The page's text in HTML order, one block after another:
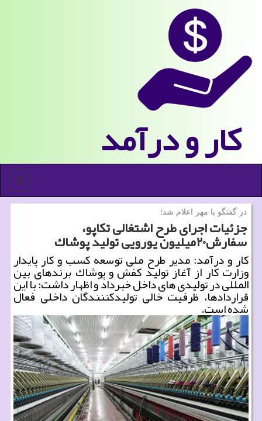
كار و درآمد
منو
در گفتگو با مهر اعلام شد؛
جزئیات اجرای طرح اشتغالی تكاپو،
سفارش۲۰میلیون یورویی تولید پوشاك
كار و درآمد: مدیر طرح ملی توسعه كسب و كار پایدار
وزارت كار از آغاز تولید كفش و پوشاك برندهای بین
المللی در تولیدی های داخل خبرداد و اظهار داشت: با این
قراردادها، ظرفیت خالی تولیدكننندگان داخلی فعال
شده است.